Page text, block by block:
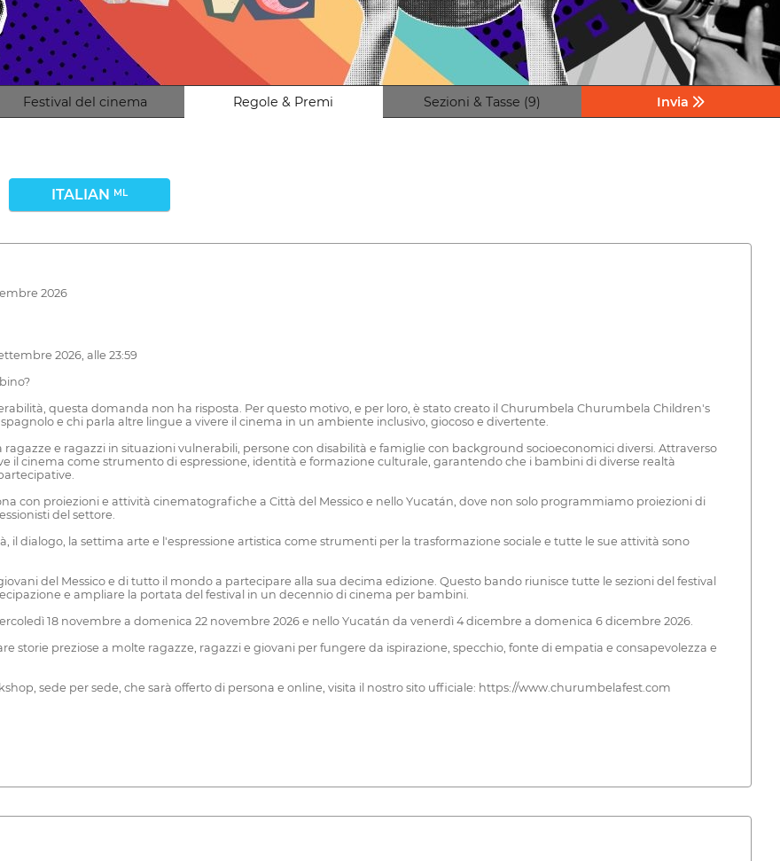
Festival del cinema Regole & Premi Sezioni & Tasse (9) Invia
ITALIAN ML
2026
2026, alle 23:59
questa domanda non ha risposta. Per questo motivo, e per loro, è stato creato il Churumbela Churumbela Children's
e chi parla altre lingue a vivere il cinema in un ambiente inclusivo, giocoso e divertente.
e ragazzi in situazioni vulnerabili, persone con disabilità e famiglie con background socioeconomici diversi. Attraverso
il cinema come strumento di espressione, identità e formazione culturale, garantendo che i bambini di diverse realtà
con proiezioni e attività cinematografiche a Città del Messico e nello Yucatán, dove non solo programmiamo proiezioni di
del settore.
il dialogo, la settima arte e l'espressione artistica come strumenti per la trasformazione sociale e tutte le sue attività sono
del Messico e di tutto il mondo a partecipare alla sua decima edizione. Questo bando riunisce tutte le sezioni del festival
e ampliare la portata del festival in un decennio di cinema per bambini.
18 novembre a domenica 22 novembre 2026 e nello Yucatán da venerdì 4 dicembre a domenica 6 dicembre 2026.
storie preziose a molte ragazze, ragazzi e giovani per fungere da ispirazione, specchio, fonte di empatia e consapevolezza e
sede per sede, che sarà offerto di persona e online, visita il nostro sito ufficiale: https://www.churumbelafest.com